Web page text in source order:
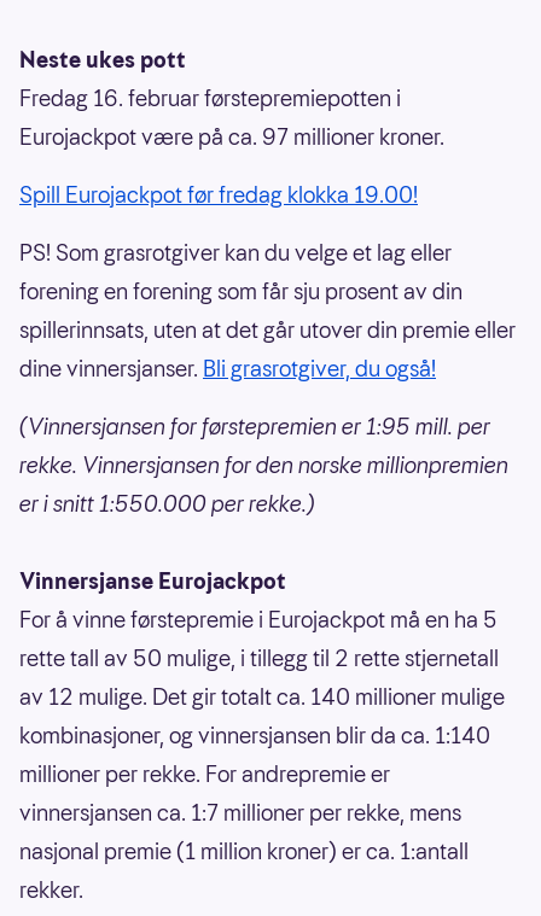
Neste ukes pott
Fredag 16. februar førstepremiepotten i
Eurojackpot være på ca. 97 millioner kroner.
Spill Eurojackpot før fredag klokka 19.00!
PS! Som grasrotgiver kan du velge et lag eller
forening en forening som får sju prosent av din
spillerinnsats, uten at det går utover din premie eller
dine vinnersjanser. Bli grasrotgiver, du også!
(Vinnersjansen for førstepremien er 1:95 mill. per
rekke. Vinnersjansen for den norske millionpremien
er i snitt 1:550.000 per rekke.)
Vinnersjanse Eurojackpot
For å vinne førstepremie i Eurojackpot må en ha 5
rette tall av 50 mulige, i tillegg til 2 rette stjernetall
av 12 mulige. Det gir totalt ca. 140 millioner mulige
kombinasjoner, og vinnersjansen blir da ca. 1:140
millioner per rekke. For andrepremie er
vinnersjansen ca. 1:7 millioner per rekke, mens
nasjonal premie (1 million kroner) er ca. 1:antall
rekker.